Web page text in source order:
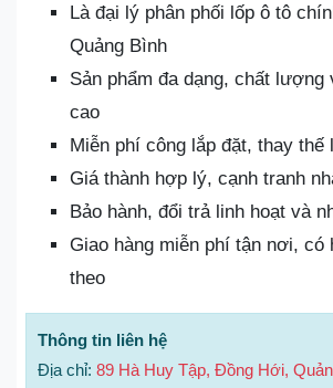
Là đại lý phân phối lốp ô tô
Quảng Bình
Sản phẩm đa dạng, chất lượng
cao
Miễn phí công lắp đặt, thay thế
Giá thành hợp lý, cạnh tranh
Bảo hành, đổi trả linh hoạt và
Giao hàng miễn phí tận nơi, có
theo
Thông tin liên hệ
Địa chỉ: 89 Hà Huy Tập, Đồng Hới,